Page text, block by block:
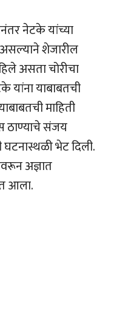
नेटके यांच्या
असल्याने शेजारील
असता चोरीचा
यांना याबाबतची
माहिती
ठाण्याचे संजय
भेट दिली.
अज्ञात
आला.